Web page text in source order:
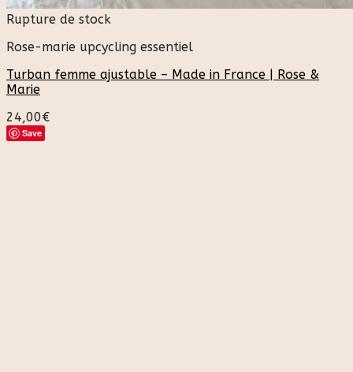
Rupture de stock
Rose-marie upcycling essentiel
Turban femme ajustable – Made in France | Rose &
Marie
24,00€
Save